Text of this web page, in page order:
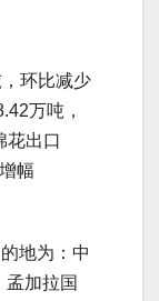
环比减少
万吨，
花出口
幅
地为：中
孟加拉国